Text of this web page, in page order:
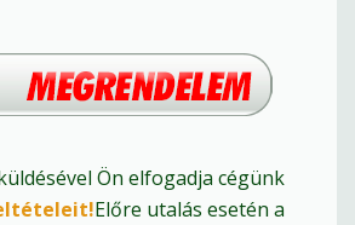
Ön elfogadja cégünk
Előre utalás esetén a